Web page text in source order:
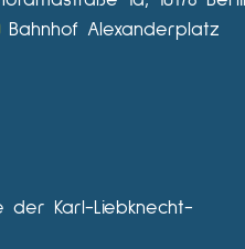
Bahnhof Alexanderplatz
der Karl-Liebknecht-